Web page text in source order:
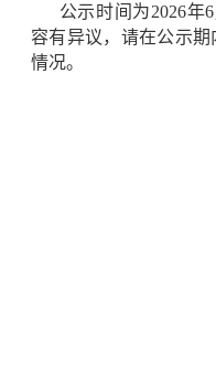
公示时间为2026年
容有异议，请在公示
情况。